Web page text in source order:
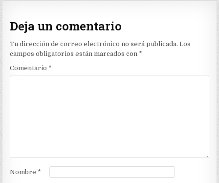
Deja un comentario
Tu dirección de correo electrónico no será publicada. Los
campos obligatorios están marcados con *
Comentario *
Nombre *